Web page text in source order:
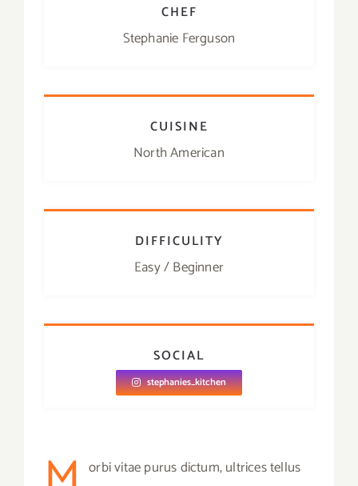
CHEF
Stephanie Ferguson
CUISINE
North American
DIFFICULITY
Easy / Beginner
SOCIAL
stephanies_kitchen
orbi vitae purus dictum, ultrices tellus